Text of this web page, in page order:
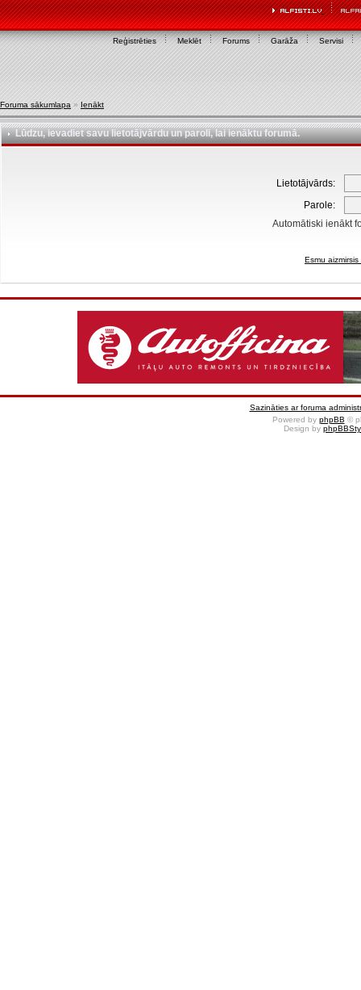
Reģistrēties Meklēt Forums Garāža Servisi
Foruma sākumlapa » Ienākt
Lūdzu, ievadiet savu lietotājvārdu un paroli, lai ienāktu forumā.
Lietotājvārds:
Parole:
Automātiski ienākt
Esmu
Sazināties ar foruma
Powered by phpBB ©
Design by